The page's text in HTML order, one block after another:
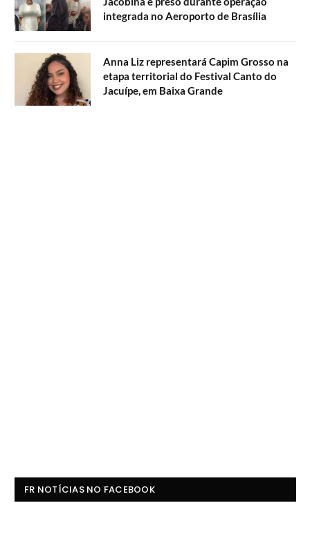
integrada no Aeroporto de Brasília
Anna Liz representará Capim Grosso na
etapa territorial do Festival Canto do
Jacuípe, em Baixa Grande
FR NOTÍCIAS NO FACEBOOK